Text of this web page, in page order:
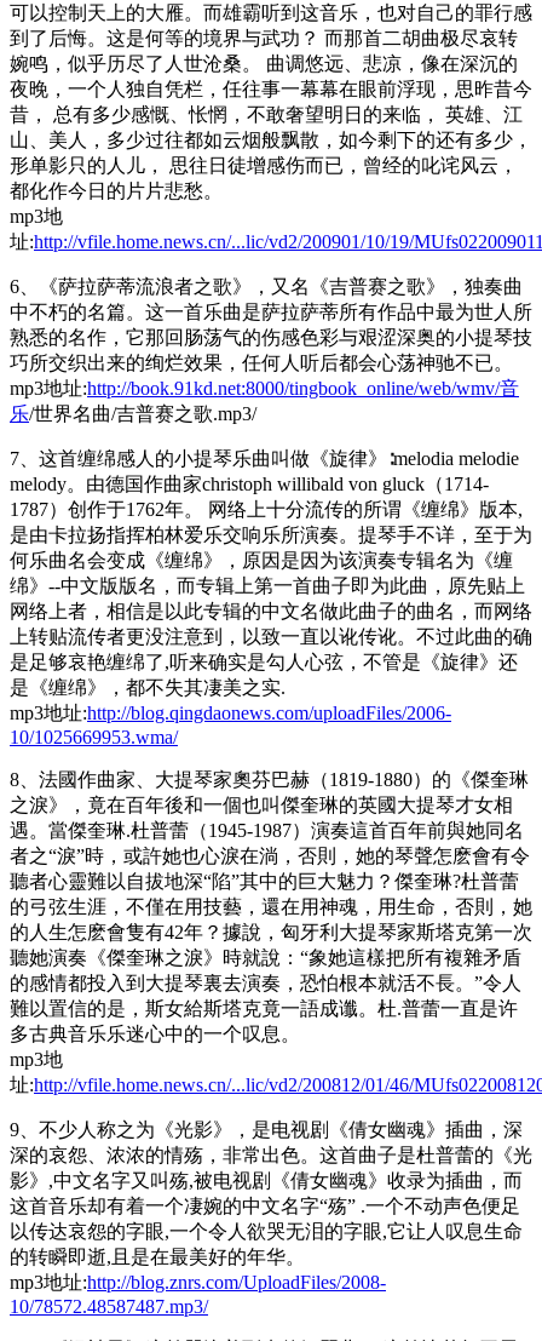
可以控制天上的大雁。而雄霸听到这音乐，也对自己的罪行感
到了后悔。这是何等的境界与武功？ 而那首二胡曲极尽哀转
婉鸣，似乎历尽了人世沧桑。 曲调悠远、悲凉，像在深沉的
夜晚，一个人独自凭栏，任往事一幕幕在眼前浮现，思昨昔今
昔， 总有多少感慨、怅惘，不敢奢望明日的来临， 英雄、江
山、美人，多少过往都如云烟般飘散，如今剩下的还有多少，
形单影只的人儿， 思往日徒增感伤而已，曾经的叱诧风云，
都化作今日的片片悲愁。
mp3地
址:http://vfile.home.news.cn/...lic/vd2/200901/10/19/
6、《萨拉萨蒂流浪者之歌》，又名《吉普赛之歌》，独奏曲
中不朽的名篇。这一首乐曲是萨拉萨蒂所有作品中最为世人所
熟悉的名作，它那回肠荡气的伤感色彩与艰涩深奥的小提琴技
巧所交织出来的绚烂效果，任何人听后都会心荡神驰不已。
mp3地址:http://book.91kd.net:8000/tingbook_online/web/wmv/音
乐/世界名曲/吉普赛之歌.mp3/
7、这首缠绵感人的小提琴乐曲叫做《旋律》∶melodia melodie
melody。由德国作曲家christoph willibald von gluck（1714-
1787）创作于1762年。 网络上十分流传的所谓《缠绵》版本,
是由卡拉扬指挥柏林爱乐交响乐所演奏。提琴手不详，至于为
何乐曲名会变成《缠绵》，原因是因为该演奏专辑名为《缠
绵》--中文版版名，而专辑上第一首曲子即为此曲，原先贴上
网络上者，相信是以此专辑的中文名做此曲子的曲名，而网络
上转贴流传者更没注意到，以致一直以讹传讹。不过此曲的确
是足够哀艳缠绵了,听来确实是勾人心弦，不管是《旋律》还
是《缠绵》，都不失其凄美之实.
mp3地址:http://blog.qingdaonews.com/uploadFiles/2006-
10/1025669953.wma/
8、法國作曲家、大提琴家奧芬巴赫（1819-1880）的《傑奎琳
之淚》，竟在百年後和一個也叫傑奎琳的英國大提琴才女相
遇。當傑奎琳.杜普蕾（1945-1987）演奏這首百年前與她同名
者之“淚”時，或許她也心淚在淌，否則，她的琴聲怎麽會有令
聽者心靈難以自拔地深“陷”其中的巨大魅力？傑奎琳?杜普蕾
的弓弦生涯，不僅在用技藝，還在用神魂，用生命，否則，她
的人生怎麽會隻有42年？據說，匈牙利大提琴家斯塔克第一次
聽她演奏《傑奎琳之淚》時就說：“象她這樣把所有複雜矛盾
的感情都投入到大提琴裏去演奏，恐怕根本就活不長。”令人
難以置信的是，斯女給斯塔克竟一語成谶。杜.普蕾一直是许
多古典音乐乐迷心中的一个叹息。
mp3地
址:http://vfile.home.news.cn/...lic/vd2/200812/01/46/
9、不少人称之为《光影》，是电视剧《倩女幽魂》插曲，深
深的哀怨、浓浓的情殇，非常出色。这首曲子是杜普蕾的《光
影》,中文名字又叫殇,被电视剧《倩女幽魂》收录为插曲，而
这首音乐却有着一个凄婉的中文名字“殇” .一个不动声色便足
以传达哀怨的字眼,一个令人欲哭无泪的字眼,它让人叹息生命
的转瞬即逝,且是在最美好的年华。
mp3地址:http://blog.znrs.com/UploadFiles/2008-
10/78572.48587487.mp3/